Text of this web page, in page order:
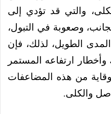
والتي قد تؤدي إلى
وصعوبة في التبول،
الطويل، لذلك، فإن
ارتفاعه المستمر
من هذه المضاعفات
والكلى.